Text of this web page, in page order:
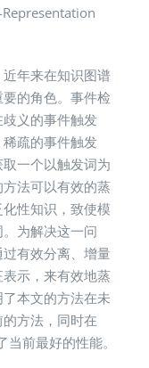
年来在知识图谱
的角色。事件检
义的事件触发
疏的事件触发
一个以触发词为
法可以有效的蒸
性知识，致使模
为解决这一问
有效分离、增量
示，来有效地蒸
本文的方法在未
方法，同时在
前最好的性能。